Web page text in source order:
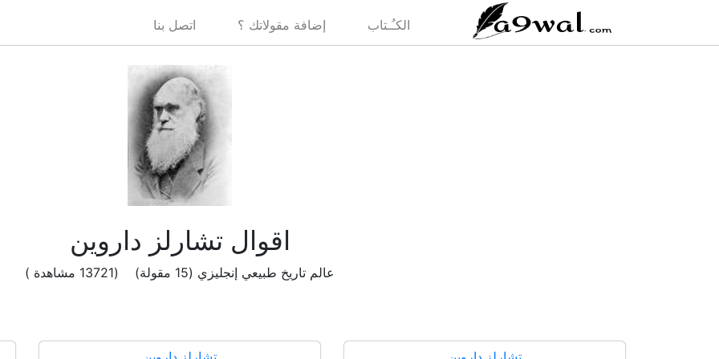
الكـُـتاب إضافة مقولاتك ؟ اتصل بنا
اقوال تشارلز داروين
عالم تاريخ طبيعي إنجليزي (15 مقولة) (13721 مشاهدة )